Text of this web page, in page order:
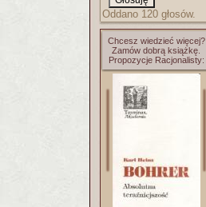
Oddano 120 głosów.
Chcesz wiedzieć więcej?
Zamów dobrą książkę.
Propozycje Racjonalisty: